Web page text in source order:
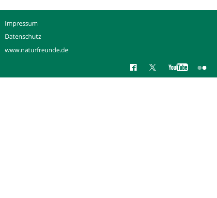
Impressum
Datenschutz
www.naturfreunde.de